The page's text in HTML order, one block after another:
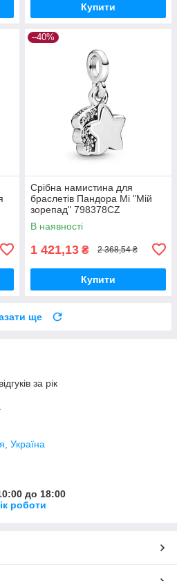
Купити
–40%
Срібна намистина для
браслетів Пандора Мі "Мій
зорепад" 798378CZ
MasterSem
В наявності
1 421,13 ₴ 2 368,54 ₴
Купити
ще
за рік
Україна
до 18:00
роботи